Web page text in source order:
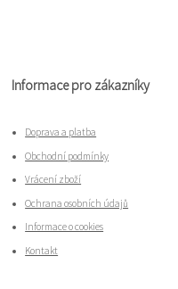
Informace pro zákazníky
Doprava a platba
Obchodní podmínky
Vrácení zboží
Ochrana osobních údajů
Informace o cookies
Kontakt